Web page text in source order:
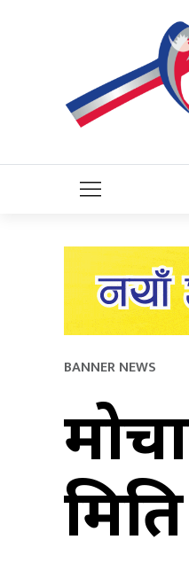
BANNER NEWS